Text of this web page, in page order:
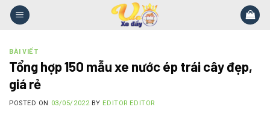
Skip
BÀI VIẾT
Tổng hợp 150 mẫu xe nước ép trái cây đẹp,
giá rẻ
POSTED ON 03/05/2022BY EDITOR EDITOR